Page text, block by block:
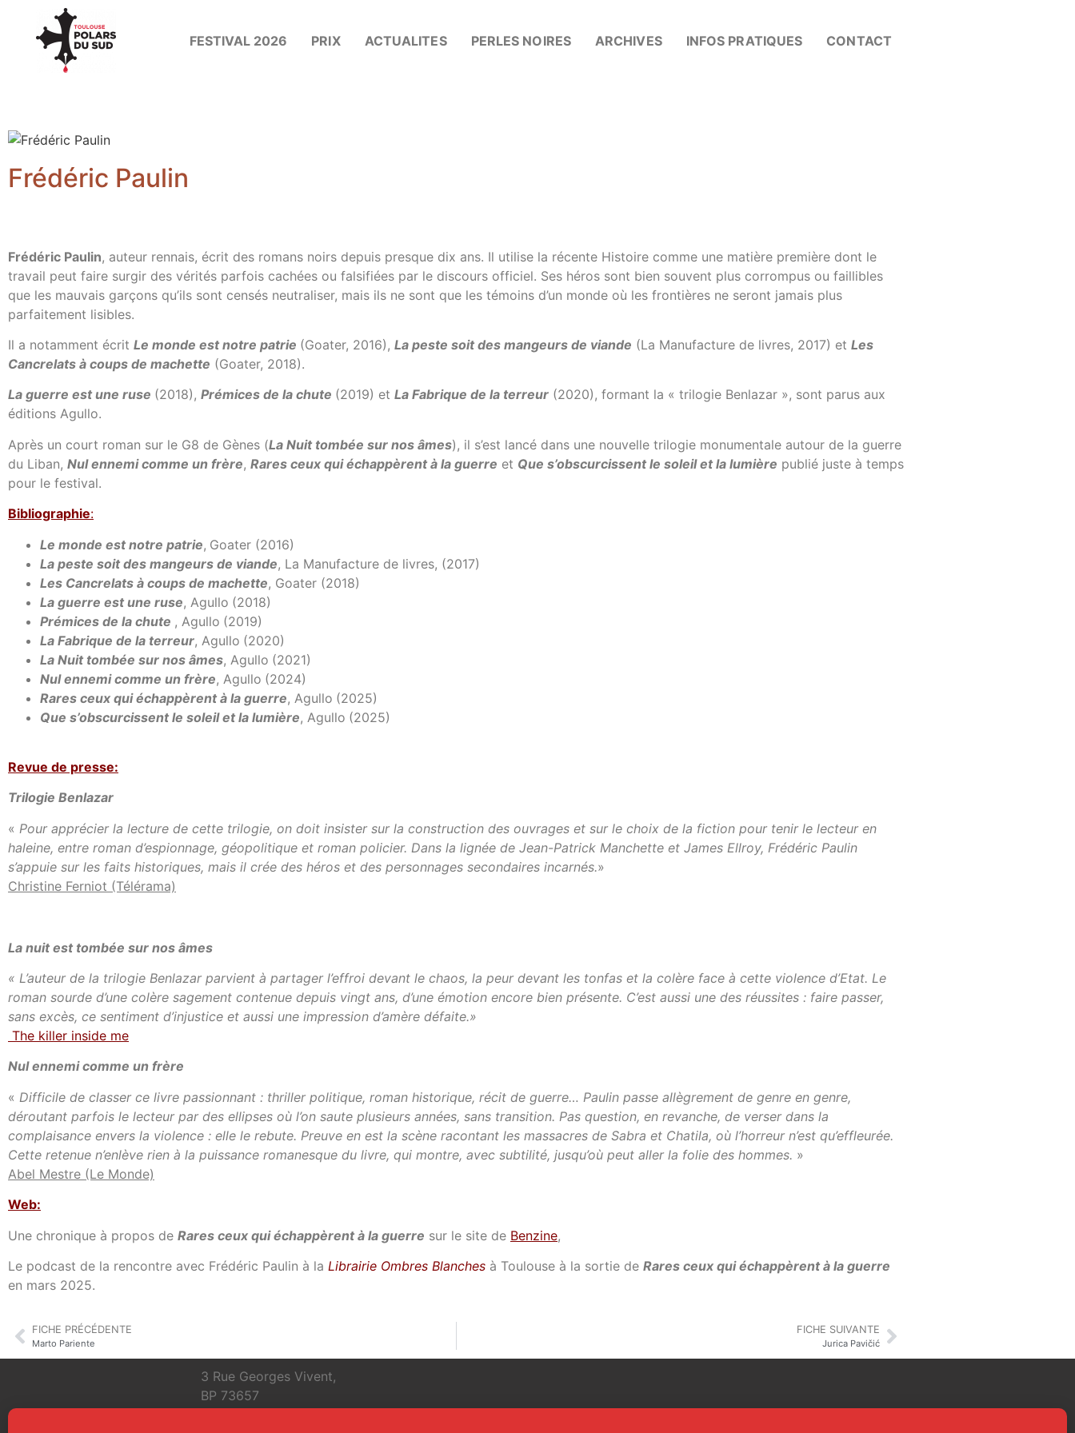
FESTIVAL 2026 PRIX ACTUALITES PERLES NOIRES ARCHIVES INFOS PRATIQUES CONTACT
Frédéric Paulin
Frédéric Paulin, auteur rennais, écrit des romans noirs depuis presque dix ans. Il utilise la récente Histoire comme une matière première dont le
travail peut faire surgir des vérités parfois cachées ou falsifiées par le discours officiel. Ses héros sont bien souvent plus corrompus ou faillibles
que les mauvais garçons qu’ils sont censés neutraliser, mais ils ne sont que les témoins d’un monde où les frontières ne seront jamais plus
parfaitement lisibles.
Il a notamment écrit Le monde est notre patrie (Goater, 2016), La peste soit des mangeurs de viande (La Manufacture de livres, 2017) et Les
Cancrelats à coups de machette (Goater, 2018).
La guerre est une ruse (2018), Prémices de la chute (2019) et La Fabrique de la terreur (2020), formant la « trilogie Benlazar », sont parus aux
éditions Agullo.
Après un court roman sur le G8 de Gènes (La Nuit tombée sur nos âmes), il s’est lancé dans une nouvelle trilogie monumentale autour de la guerre
du Liban, Nul ennemi comme un frère, Rares ceux qui échappèrent à la guerre et Que s’obscurcissent le soleil et la lumière publié juste à temps
pour le festival.
Bibliographie:
Le monde est notre patrie, Goater (2016)
La peste soit des mangeurs de viande, La Manufacture de livres, (2017)
Les Cancrelats à coups de machette, Goater (2018)
La guerre est une ruse, Agullo (2018)
Prémices de la chute , Agullo (2019)
La Fabrique de la terreur, Agullo (2020)
La Nuit tombée sur nos âmes, Agullo (2021)
Nul ennemi comme un frère, Agullo (2024)
Rares ceux qui échappèrent à la guerre, Agullo (2025)
Que s’obscurcissent le soleil et la lumière, Agullo (2025)
Revue de presse:
Trilogie Benlazar
« Pour apprécier la lecture de cette trilogie, on doit insister sur la construction des ouvrages et sur le choix de la fiction pour tenir le lecteur en
haleine, entre roman d’espionnage, géopolitique et roman policier. Dans la lignée de Jean-Patrick Manchette et James Ellroy, Frédéric Paulin
s’appuie sur les faits historiques, mais il crée des héros et des personnages secondaires incarnés.»
Christine Ferniot (Télérama)
La nuit est tombée sur nos âmes
« L’auteur de la trilogie Benlazar parvient à partager l’effroi devant le chaos, la peur devant les tonfas et la colère face à cette violence d’Etat. Le
roman sourde d’une colère sagement contenue depuis vingt ans, d’une émotion encore bien présente. C’est aussi une des réussites : faire passer,
sans excès, ce sentiment d’injustice et aussi une impression d’amère défaite.»
The killer inside me
Nul ennemi comme un frère
« Difficile de classer ce livre passionnant : thriller politique, roman historique, récit de guerre… Paulin passe allègrement de genre en genre,
déroutant parfois le lecteur par des ellipses où l’on saute plusieurs années, sans transition. Pas question, en revanche, de verser dans la
complaisance envers la violence : elle le rebute. Preuve en est la scène racontant les massacres de Sabra et Chatila, où l’horreur n’est qu’effleurée.
Cette retenue n’enlève rien à la puissance romanesque du livre, qui montre, avec subtilité, jusqu’où peut aller la folie des hommes. »
Abel Mestre (Le Monde)
Web:
Une chronique à propos de Rares ceux qui échappèrent à la guerre sur le site de Benzine,
Le podcast de la rencontre avec Frédéric Paulin à la Librairie Ombres Blanches à Toulouse à la sortie de Rares ceux qui échappèrent à la guerre
en mars 2025.
FICHE PRÉCÉDENTE
Marto Pariente
FICHE SUIVANTE
Jurica Pavičić
3 Rue Georges Vivent,
BP 73657